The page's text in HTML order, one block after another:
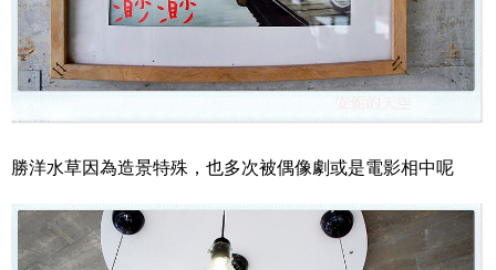
勝洋水草因為造景特殊，也多次被偶像劇或是電影相中呢